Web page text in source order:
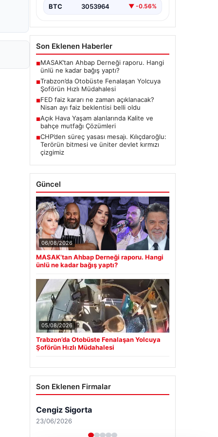
BTC 3053964 ▼ -0.56%
Son Eklenen Haberler
■MASAK’tan Ahbap Derneği raporu. Hangi
ünlü ne kadar bağış yaptı?
■Trabzon’da Otobüste Fenalaşan Yolcuya
Şoförün Hızlı Müdahalesi
■FED faiz kararı ne zaman açıklanacak?
Nisan ayı faiz beklentisi belli oldu
■Açık Hava Yaşam alanlarında Kalite ve
bahçe mutfağı Çözümleri
■CHP’den süreç yasası mesajı. Kılıçdaroğlu:
Terörün bitmesi ve üniter devlet kırmızı
çizgimiz
Güncel
06/08/2026
MASAK’tan Ahbap Derneği raporu. Hangi
ünlü ne kadar bağış yaptı?
05/08/2026
Trabzon’da Otobüste Fenalaşan Yolcuya
Şoförün Hızlı Müdahalesi
Son Eklenen Firmalar
Cengiz Sigorta
23/06/2026